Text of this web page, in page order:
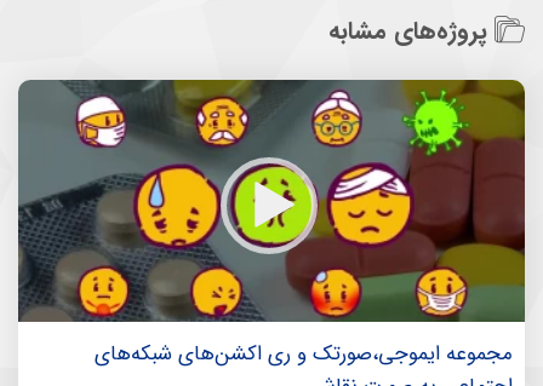
پروژه‌های مشابه
مجموعه ایموجی،صورتک و ری اکشن‌های شبکه‎‌های